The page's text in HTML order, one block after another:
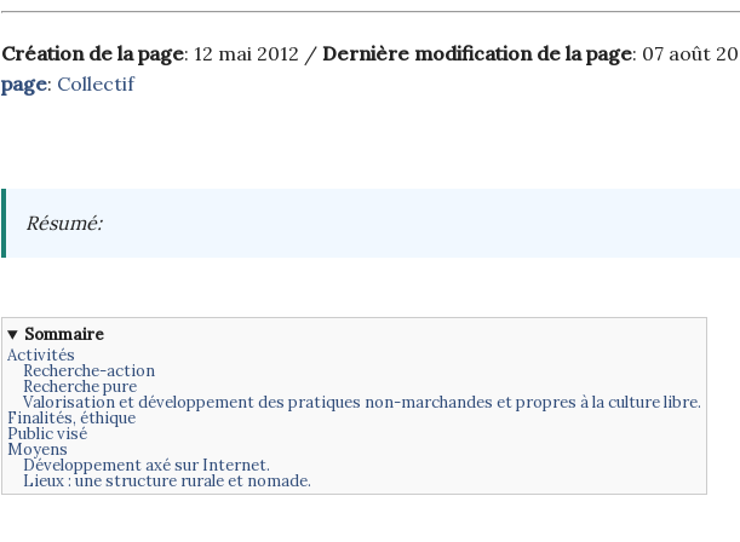
Création de la page: 12 mai 2012 / Dernière modification de la page: 07 août
page: Collectif
Résumé:
Sommaire
Activités
Recherche-action
Recherche pure
Valorisation et développement des pratiques non-marchandes et propres à la culture libre.
Finalités, éthique
Public visé
Moyens
Développement axé sur Internet.
Lieux : une structure rurale et nomade.